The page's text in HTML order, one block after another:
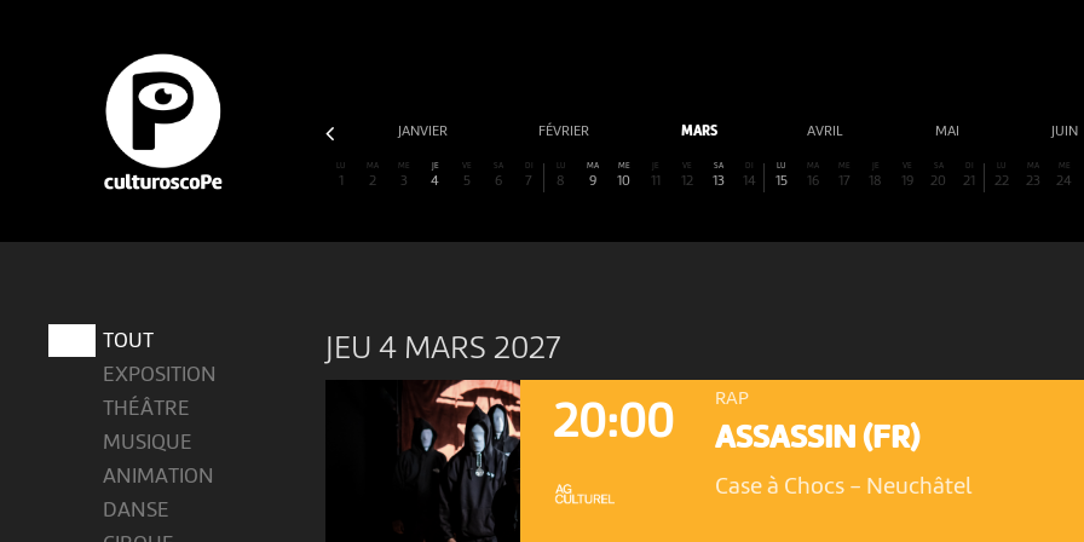
NOVEMBRE JANVIER FÉVRIER MARS AVRIL MAI JUIN
LU
1
MA
2
ME
3
JE
4
VE
5
SA
6
DI
7
LU
8
MA
9
ME
10
JE
11
VE
12
SA
13
DI
14
LU
15
MA
16
ME
17
JE
18
VE
19
SA
20
DI
21
LU
22
MA
23
ME
24
TOUT
EXPOSITION
THÉÂTRE
MUSIQUE
ANIMATION
DANSE
JEU 4 MARS 2027
20:00 RAP
ASSASSIN (FR)
Case à Chocs - Neuchâtel